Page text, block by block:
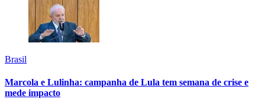
Brasil
Marcola e Lulinha: campanha de Lula tem semana de crise e
mede impacto